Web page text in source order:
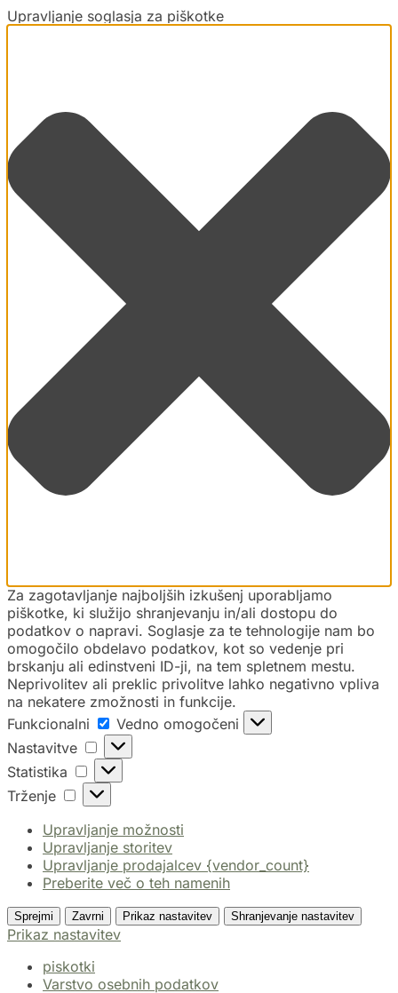
Upravljanje soglasja za piškotke
Za zagotavljanje najboljših izkušenj uporabljamo
piškotke, ki služijo shranjevanju in/ali dostopu do
podatkov o napravi. Soglasje za te tehnologije nam bo
omogočilo obdelavo podatkov, kot so vedenje pri
brskanju ali edinstveni ID-ji, na tem spletnem mestu.
Neprivolitev ali preklic privolitve lahko negativno vpliva
na nekatere zmožnosti in funkcije.
Funkcionalni
Vedno omogočeni
Nastavitve
Statistika
Trženje
Upravljanje možnosti
Upravljanje storitev
Upravljanje prodajalcev {vendor_count}
Preberite več o teh namenih
Sprejmi Zavrni Prikaz nastavitev Shranjevanje nastavitev
Prikaz nastavitev
piskotki
Varstvo osebnih podatkov